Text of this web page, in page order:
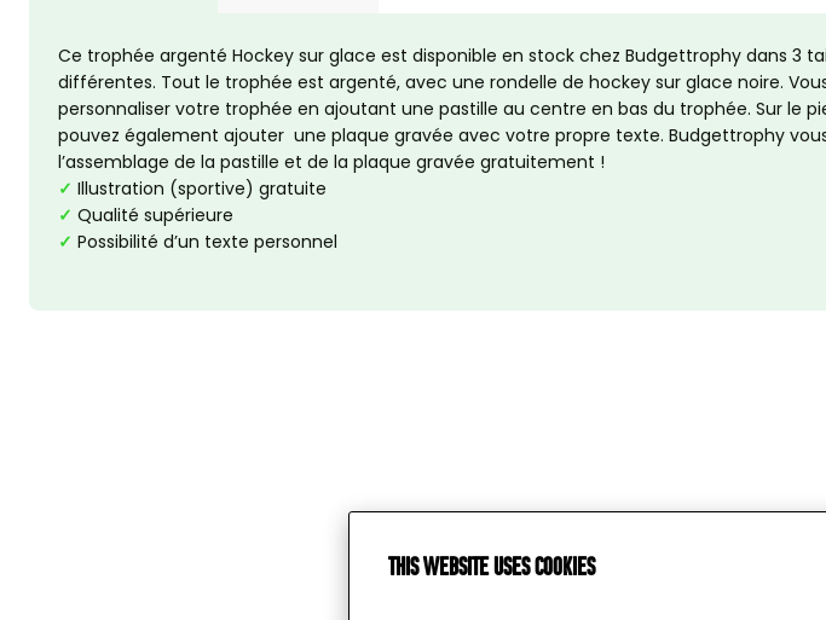
This website uses cookies
Ce trophée argenté Hockey sur glace est disponible en stock chez Budgettrophy dans 3
différentes. Tout le trophée est argenté, avec une rondelle de hockey sur glace noire.
personnaliser votre trophée en ajoutant une pastille au centre en bas du trophée. Sur le
pouvez également ajouter une plaque gravée avec votre propre texte. Budgettrophy
l’assemblage de la pastille et de la plaque gravée gratuitement !
✓ Illustration (sportive) gratuite
✓ Qualité supérieure
✓ Possibilité d’un texte personnel